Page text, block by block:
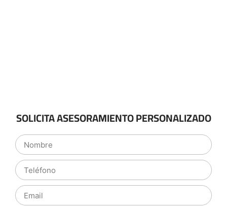
SOLICITA ASESORAMIENTO PERSONALIZADO